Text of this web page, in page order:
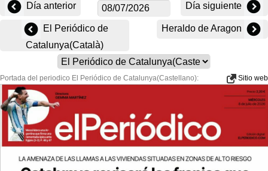
Día anterior Día siguiente
El Periódico de
Catalunya(Català)
Heraldo de Aragon
Portada del periodico El Periódico de Catalunya(Castellano): Sitio web